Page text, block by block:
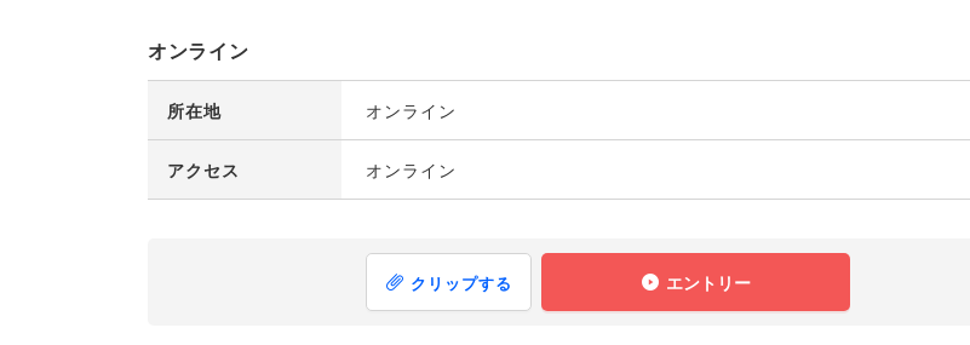
オンライン
所在地 オンライン
アクセス オンライン
クリップする エントリー